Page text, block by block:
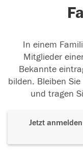
In einem
Mitglieder
Bekannte
bilden. Bleiben
und tragen
Jetzt